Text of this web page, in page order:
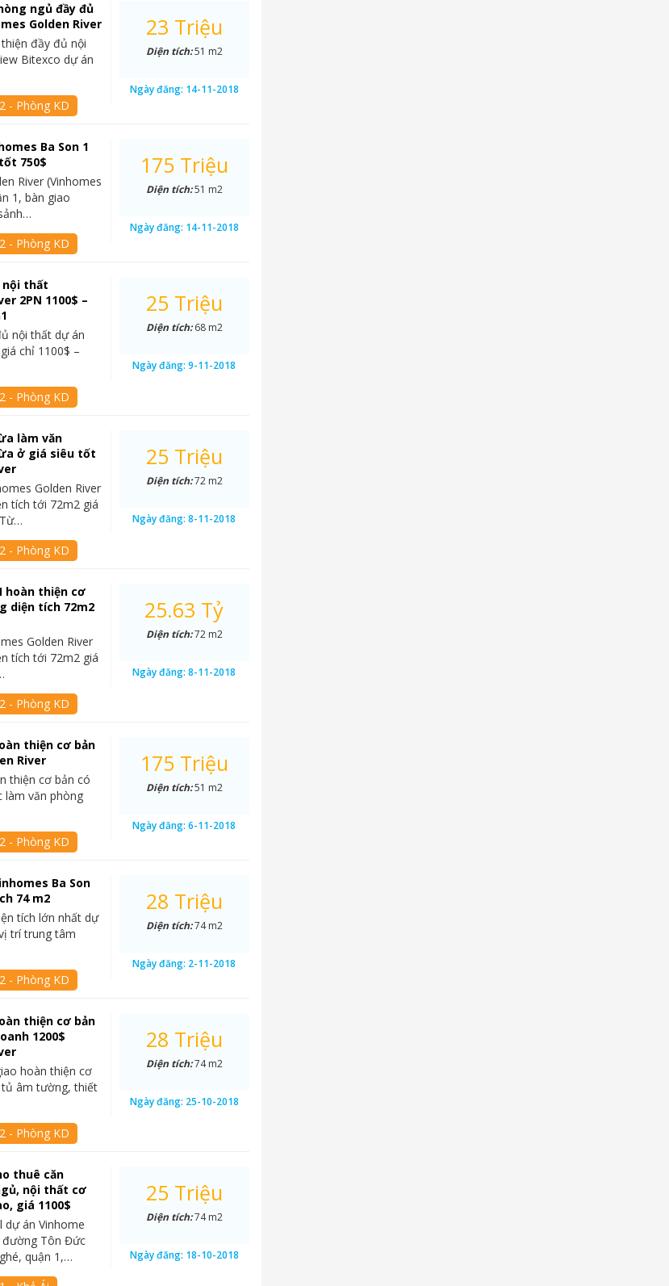
ngủ đầy đủ
Golden River
đầy đủ nội
Bitexco dự án
- Phòng KD
23 Triệu
Diện tích:51 m2
Ngày đăng: 14-11-2018
Ba Son 1
750$
River (Vinhomes
1, bàn giao
- Phòng KD
175 Triệu
Diện tích:51 m2
Ngày đăng: 14-11-2018
nội thất
2PN 1100$ –
nội thất dự án
chỉ 1100$ –
- Phòng KD
25 Triệu
Diện tích:68 m2
Ngày đăng:9-11-2018
làm văn
ở giá siêu tốt
Golden River
tích tới 72m2 giá
- Phòng KD
25 Triệu
Diện tích:72 m2
Ngày đăng:8-11-2018
hoàn thiện cơ
diện tích 72m2
Golden River
tích tới 72m2 giá
- Phòng KD
25.63 Tỷ
Diện tích:72 m2
Ngày đăng:8-11-2018
thiện cơ bản
River
thiện cơ bản có
làm văn phòng
- Phòng KD
175 Triệu
Diện tích:51 m2
Ngày đăng:6-11-2018
Ba Son
74 m2
tích lớn nhất dự
trí trung tâm
- Phòng KD
28 Triệu
Diện tích:74 m2
Ngày đăng: 2-11-2018
thiện cơ bản
1200$
hoàn thiện cơ
tủ âm tường, thiết
- Phòng KD
28 Triệu
Diện tích:74 m2
Ngày đăng: 25-10-2018
thuê căn
nội thất cơ
giá 1100$
dự án Vinhome
đường Tôn Đức
quận 1,…
25 Triệu
Diện tích:74 m2
Ngày đăng: 18-10-2018